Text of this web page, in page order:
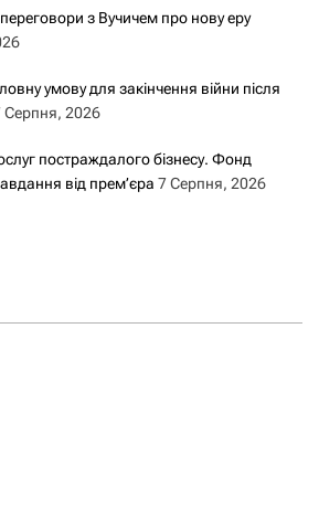
з Вучичем про нову еру
умову для закінчення війни після
Серпня, 2026
постраждалого бізнесу. Фонд
від прем’єра 7 Серпня, 2026